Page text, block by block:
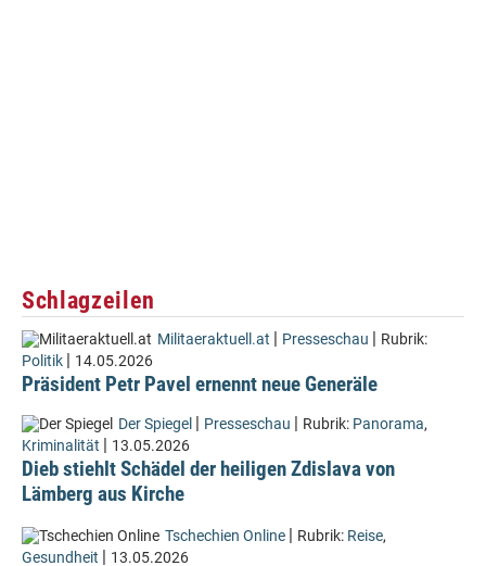
Schlagzeilen
Militaeraktuell.at | Presseschau | Rubrik:
Politik | 14.05.2026
Präsident Petr Pavel ernennt neue Generäle
Der Spiegel | Presseschau | Rubrik: Panorama,
Kriminalität | 13.05.2026
Dieb stiehlt Schädel der heiligen Zdislava von
Lämberg aus Kirche
Tschechien Online | Rubrik: Reise,
Gesundheit | 13.05.2026